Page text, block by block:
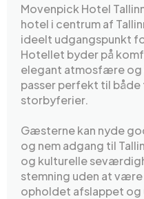
Movenpick Hotel
hotel i centrum af
ideelt udgangspunkt
Hotellet byder på
elegant atmosfære og
passer perfekt til
storbyferier.
Gæsterne kan nyde
og nem adgang til
og kulturelle
stemning uden at
opholdet afslappet